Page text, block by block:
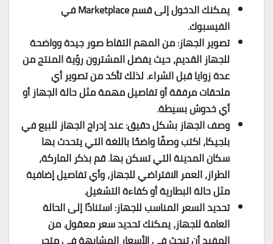
يمكنك الدخول إلى قسم Marketplace في
الفيسبوك.
تصوير الجهاز: من المهم التقاط صور جيدة وواضحة
للجهاز القديم، حيث يفضل المشترون رؤية المنتج من
عدة زوايا قبل الشراء. لذلك تأكد من تصوير أي
ملحقات مرفقة أو تفاصيل مهمة مثل حالة الجهاز أو
أي خدوش بسيطة.
وصف الجهاز بشكل دقيق: عند إدراج الجهاز للبيع في
بلجيكا، اكتب وصفًا واضحًا باللغة التي يتحدث بها
سكان المدينة التي تسكن بها. قم بذكر الماركة،
الطراز، العمر الافتراضي للجهاز، وأي تفاصيل إضافية
مثل حالة البطارية أو كفاءة التشغيل.
تحديد السعر المناسب للجهاز: استنادًا إلى الحالة
العامة للجهاز، يمكنك تحديد سعر معقول. من